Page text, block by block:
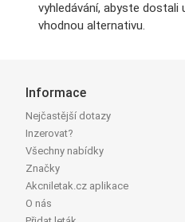
vyhledávání, abyste dostali
vhodnou alternativu.
Informace
Nejčastější dotazy
Inzerovat?
Všechny nabídky
Značky
Akcniletak.cz aplikace
O nás